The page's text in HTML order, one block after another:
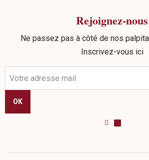
Rejoignez-nous
Ne passez pas à côté de nos
Inscrivez-vous ici
OK